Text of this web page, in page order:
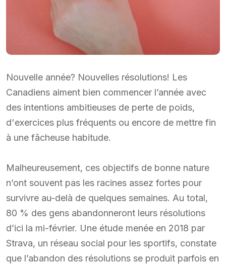
Nouvelle année? Nouvelles résolutions! Les
Canadiens aiment bien commencer l’année avec
des intentions ambitieuses de perte de poids,
d'exercices plus fréquents ou encore de mettre fin
à une fâcheuse habitude.
Malheureusement, ces objectifs de bonne nature
n’ont souvent pas les racines assez fortes pour
survivre au-delà de quelques semaines. Au total,
80 % des gens abandonneront leurs résolutions
d’ici la mi-février. Une étude menée en 2018 par
Strava, un réseau social pour les sportifs, constate
que l’abandon des résolutions se produit parfois en